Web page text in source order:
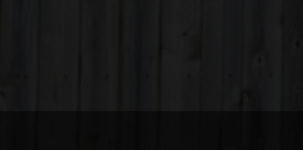
Gestion des cookies